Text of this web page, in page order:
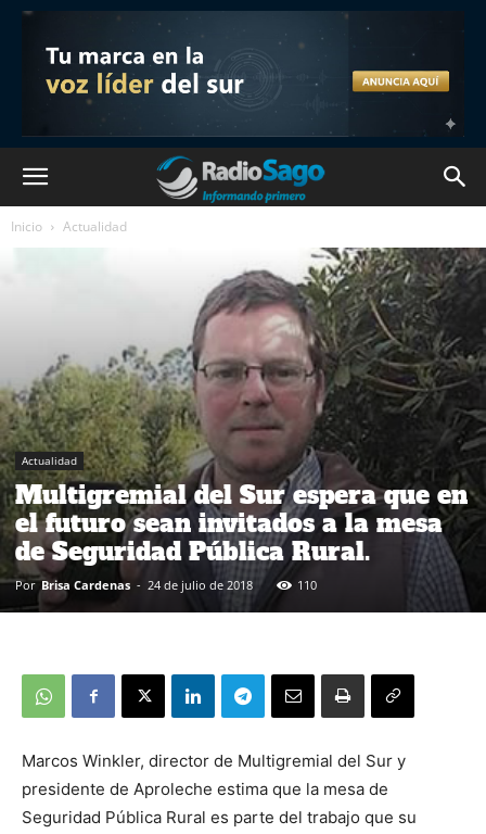
Inicio Actualidad
Actualidad
Multigremial del Sur espera que en
el futuro sean invitados a la mesa
de Seguridad Pública Rural.
Por Brisa Cardenas - 24 de julio de 2018 110
Marcos Winkler, director de Multigremial del Sur y
presidente de Aproleche estima que la mesa de
Seguridad Pública Rural es parte del trabajo que su